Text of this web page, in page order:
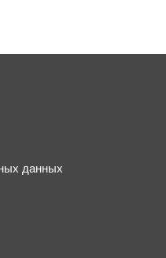
данных